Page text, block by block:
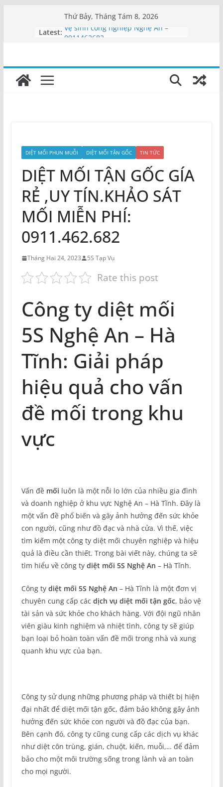
Thứ Bảy, Tháng Tám 8, 2026
Latest: Vệ sinh công nghiệp Nghệ An –
Cung cấp nhân viên vệ sinh Nghệ
DIỆT MỐI PHUN MUỖI DIỆT MỐI TẬN GỐC TIN TỨC
DIỆT MỐI TẬN GỐC GÍA
RẺ ,UY TÍN.KHẢO SÁT
MỐI MIỄN PHÍ:
0911.462.682
Tháng Hai 24, 2023 5S Tạp Vụ
Rate this post
Công ty diệt mối
5S Nghệ An – Hà
Tĩnh: Giải pháp
hiệu quả cho vấn
đề mối trong khu
vực
Vấn đề mối luôn là một nỗi lo lớn của nhiều gia đình
và doanh nghiệp ở khu vực Nghệ An – Hà Tĩnh. Đây là
một vấn đề phổ biến và gây ảnh hưởng đến sức khỏe
con người, cũng như đồ đạc và nhà cửa. Vì thế, việc
tìm kiếm một công ty diệt mối chuyên nghiệp và hiệu
quả là điều cần thiết. Trong bài viết này, chúng ta sẽ
tìm hiểu về công ty diệt mối 5S Nghệ An – Hà Tĩnh.
Công ty diệt mối 5S Nghệ An – Hà Tĩnh là một đơn vị
chuyên cung cấp các dịch vụ diệt mối tận gốc, bảo vệ
tài sản và sức khỏe cho khách hàng. Với đội ngũ nhân
viên giàu kinh nghiệm và nhiệt tình, công ty sẽ giúp
bạn loại bỏ hoàn toàn vấn đề mối trong nhà và xung
quanh khu vực của bạn.
Công ty sử dụng những phương pháp và thiết bị hiện
đại nhất để diệt mối tận gốc, đảm bảo không gây ảnh
hưởng đến sức khỏe con người và đồ đạc của bạn.
Bên cạnh đó, công ty cũng cung cấp các dịch vụ khác
như diệt côn trùng, gián, chuột, kiến, muỗi,… để đảm
bảo cho một môi trường sống trong lành và an toàn
cho mọi người.